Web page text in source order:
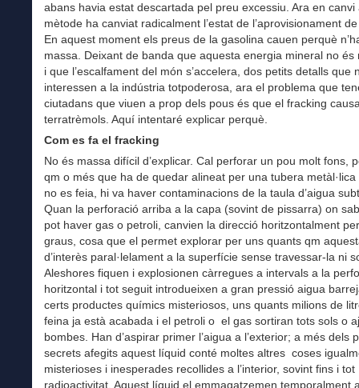
abans havia estat descartada pel preu excessiu. Ara en canvi
mètode ha canviat radicalment l’estat de l’aprovisionament
En aquest moment els preus de la gasolina cauen perquè
massa. Deixant de banda que aquesta energia mineral no és
i que l’escalfament del món s’accelera, dos petits detalls que
interessen a la indústria totpoderosa, ara el problema que
ciutadans que viuen a prop dels pous és que el fracking
terratrèmols. Aquí intentaré explicar perquè.
Com es fa el fracking
No és massa difícil d’explicar. Cal perforar un pou molt fons,
qm o més que ha de quedar alineat per una tubera
no es feia, hi va haver contaminacions de la taula d’aigua
Quan la perforació arriba a la capa (sovint de pissarra) on
pot haver gas o petroli, canvien la direcció horitzontalment
graus, cosa que el permet explorar per uns quants qm
d’interès paral·lelament a la superfície sense travessar-la ni
Aleshores fiquen i explosionen càrregues a intervals a la
horitzontal i tot seguit introdueixen a gran pressió aigua
certs productes químics misteriosos, uns quants milions de
feina ja està acabada i el petroli o el gas sortiran tots sols o
bombes. Han d’aspirar primer l’aigua a l’exterior; a més dels
secrets afegits aquest líquid conté moltes altres coses
misterioses i inesperades recollides a l’interior, sovint fins i tot
radioactivitat. Aquest líquid el emmagatzemen temporalment